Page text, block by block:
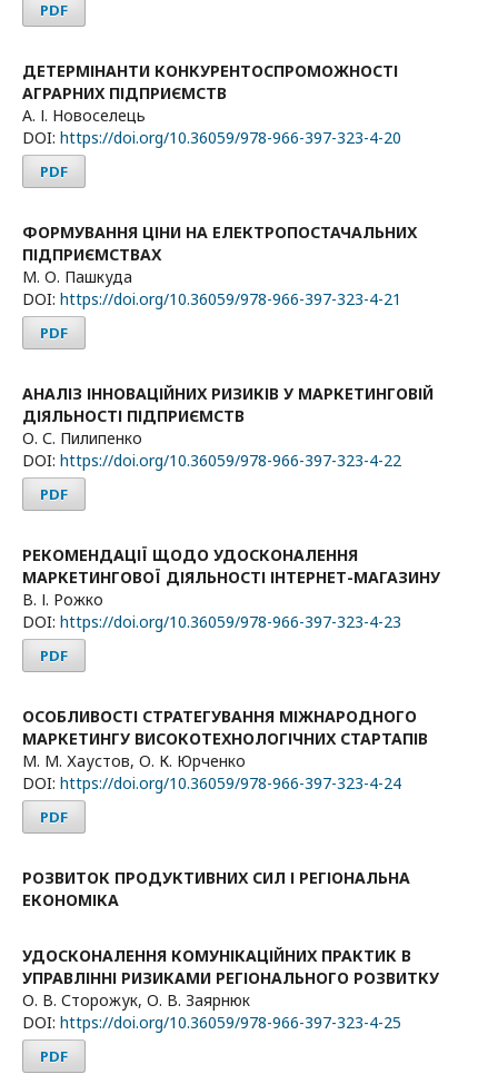
PDF
ДЕТЕРМІНАНТИ КОНКУРЕНТОСПРОМОЖНОСТІ
АГРАРНИХ ПІДПРИЄМСТВ
А. І. Новоселець
DOI: https://doi.org/10.36059/978-966-397-323-4-20
PDF
ФОРМУВАННЯ ЦІНИ НА ЕЛЕКТРОПОСТАЧАЛЬНИХ
ПІДПРИЄМСТВАХ
М. О. Пашкуда
DOI: https://doi.org/10.36059/978-966-397-323-4-21
PDF
АНАЛІЗ ІННОВАЦІЙНИХ РИЗИКІВ У МАРКЕТИНГОВІЙ
ДІЯЛЬНОСТІ ПІДПРИЄМСТВ
О. С. Пилипенко
DOI: https://doi.org/10.36059/978-966-397-323-4-22
PDF
РЕКОМЕНДАЦІЇ ЩОДО УДОСКОНАЛЕННЯ
МАРКЕТИНГОВОЇ ДІЯЛЬНОСТІ ІНТЕРНЕТ-МАГАЗИНУ
В. І. Рожко
DOI: https://doi.org/10.36059/978-966-397-323-4-23
PDF
ОСОБЛИВОСТІ СТРАТЕГУВАННЯ МІЖНАРОДНОГО
МАРКЕТИНГУ ВИСОКОТЕХНОЛОГІЧНИХ СТАРТАПІВ
М. М. Хаустов, О. К. Юрченко
DOI: https://doi.org/10.36059/978-966-397-323-4-24
PDF
РОЗВИТОК ПРОДУКТИВНИХ СИЛ І РЕГІОНАЛЬНА
ЕКОНОМІКА
УДОСКОНАЛЕННЯ КОМУНІКАЦІЙНИХ ПРАКТИК В
УПРАВЛІННІ РИЗИКАМИ РЕГІОНАЛЬНОГО РОЗВИТКУ
О. В. Сторожук, О. В. Заярнюк
DOI: https://doi.org/10.36059/978-966-397-323-4-25
PDF